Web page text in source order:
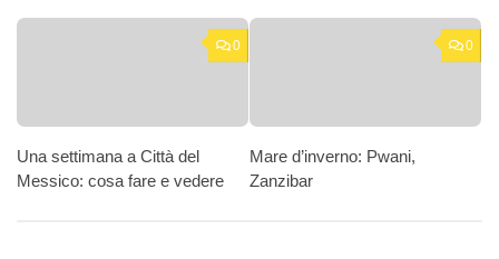
0
Una settimana a Città del
Messico: cosa fare e vedere
0
Mare d’inverno: Pwani,
Zanzibar